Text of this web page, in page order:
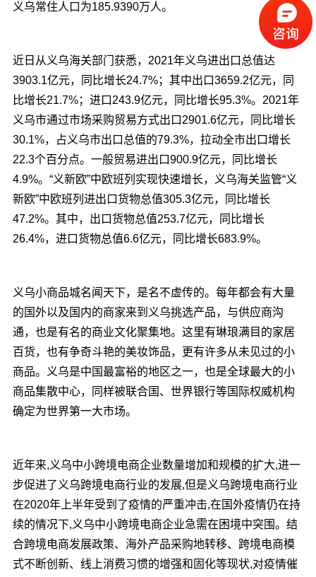
义乌常住人口为185.9390万人。
近日从义乌海关部门获悉，2021年义乌进出口总值达
3903.1亿元，同比增长24.7%；其中出口3659.2亿元，同
比增长21.7%；进口243.9亿元，同比增长95.3%。2021年
义乌市通过市场采购贸易方式出口2901.6亿元，同比增长
30.1%，占义乌市出口总值的79.3%，拉动全市出口增长
22.3个百分点。一般贸易进出口900.9亿元，同比增长
4.9%。“义新欧”中欧班列实现快速增长，义乌海关监管“义
新欧”中欧班列进出口货物总值305.3亿元，同比增长
47.2%。其中，出口货物总值253.7亿元，同比增长
26.4%，进口货物总值6.6亿元，同比增长683.9%。
义乌小商品城名闻天下，是名不虚传的。每年都会有大量
的国外以及国内的商家来到义乌挑选产品，与供应商沟
通，也是有名的商业文化聚集地。这里有琳琅满目的家居
百货，也有争奇斗艳的美妆饰品，更有许多从未见过的小
商品。义乌是中国最富裕的地区之一，也是全球最大的小
商品集散中心，同样被联合国、世界银行等国际权威机构
确定为世界第一大市场。
近年来,义乌中小跨境电商企业数量增加和规模的扩大,进一
步促进了义乌跨境电商行业的发展,但是义乌跨境电商行业
在2020年上半年受到了疫情的严重冲击,在国外疫情仍在持
续的情况下,义乌中小跨境电商企业急需在困境中突围。结
合跨境电商发展政策、海外产品采购地转移、跨境电商模
式不断创新、线上消费习惯的增强和固化等现状,对疫情催